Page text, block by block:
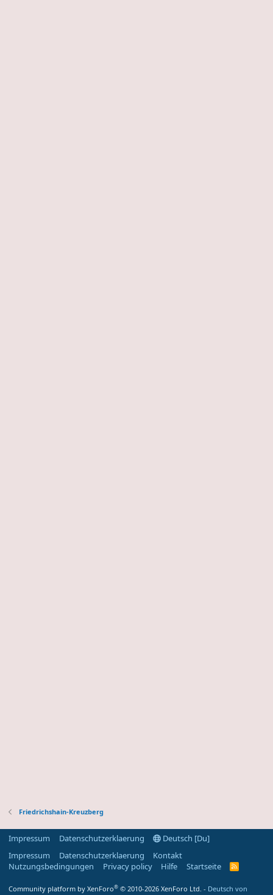
Friedrichshain-Kreuzberg
Impressum Datenschutzerklaerung
Deutsch [Du]
Impressum
Datenschutzerklaerung
Kontakt
Nutzungsbedingungen
Privacy policy Hilfe Startseite
R
-
Community platform by XenForo® © 2010-2026 XenForo Ltd. - Deutsch von